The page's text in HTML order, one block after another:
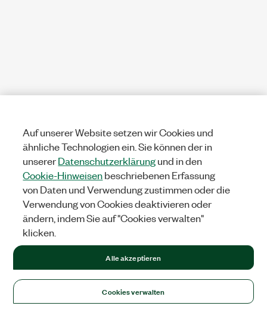
Auf unserer Website setzen wir Cookies und
ähnliche Technologien ein. Sie können der in
unsererDatenschutzerklärungund in den
Cookie-Hinweisenbeschriebenen Erfassung
von Daten und Verwendung zustimmen oder die
Verwendung von Cookies deaktivieren oder
ändern, indem Sie auf "Cookies verwalten"
klicken.
Cookies verwalten
Alle akzeptieren